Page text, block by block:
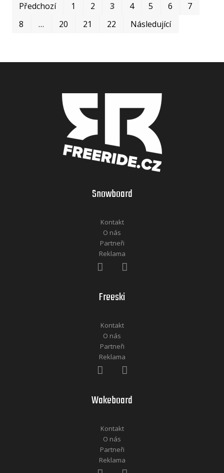
Předchozí 1 2 3 4 5 6
7
8
… 20 21 22 Následující
Snowboard
Kontakt
O nás
Partneři
Reklama
Freeski
Kontakt
O nás
Partneři
Reklama
Wakeboard
Kontakt
O nás
Partneři
Reklama